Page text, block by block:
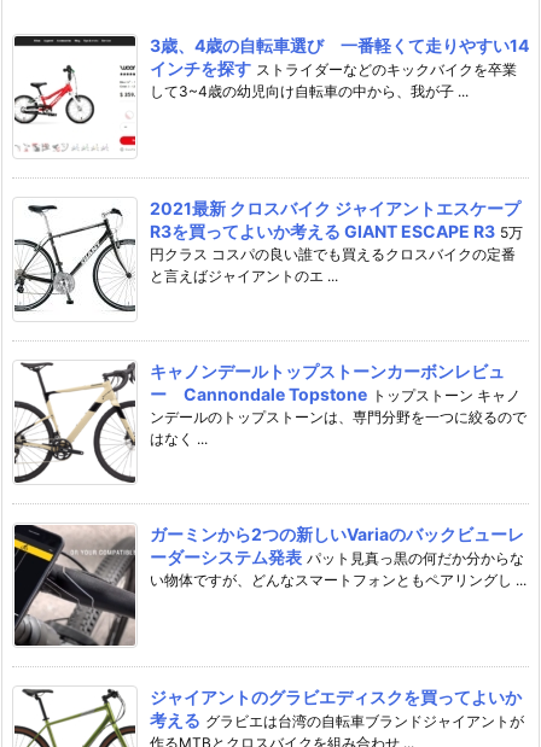
3歳、4歳の自転車選び 一番軽くて走りやすい14
インチを探す ストライダーなどのキックバイクを卒業
して3~4歳の幼児向け自転車の中から、我が子 ...
2021最新 クロスバイク ジャイアントエスケープ
R3を買ってよいか考える GIANT ESCAPE R3 5万
円クラス コスパの良い誰でも買えるクロスバイクの定番
と言えばジャイアントのエ ...
キャノンデールトップストーンカーボンレビュ
ー Cannondale Topstone トップストーン キャノ
ンデールのトップストーンは、専門分野を一つに絞るので
はなく ...
ガーミンから2つの新しいVariaのバックビューレ
ーダーシステム発表 パット見真っ黒の何だか分からな
い物体ですが、どんなスマートフォンともペアリングし ...
ジャイアントのグラビエディスクを買ってよいか
考える グラビエは台湾の自転車ブランドジャイアントが
作るMTBとクロスバイクを組み合わせ ...